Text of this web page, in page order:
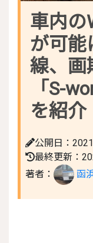
車内の
が可能
線、画
「S-
を紹介
公開日：
最終更新：
著者：
函